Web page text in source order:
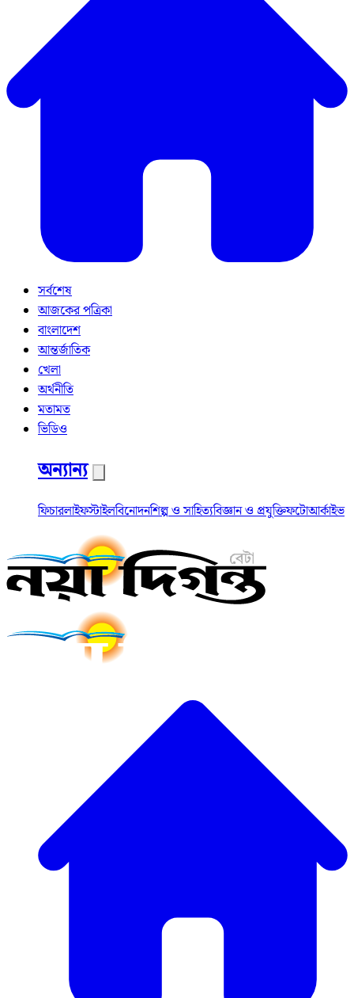
সর্বশেষ
আজকের পত্রিকা
বাংলাদেশ
আন্তর্জাতিক
খেলা
অর্থনীতি
মতামত
ভিডিও
অন্যান্য
ফিচারলাইফস্টাইলবিনোদনশিল্প ও সাহিত্যবিজ্ঞান ও প্রযুক্তিফটোআর্কাইভ